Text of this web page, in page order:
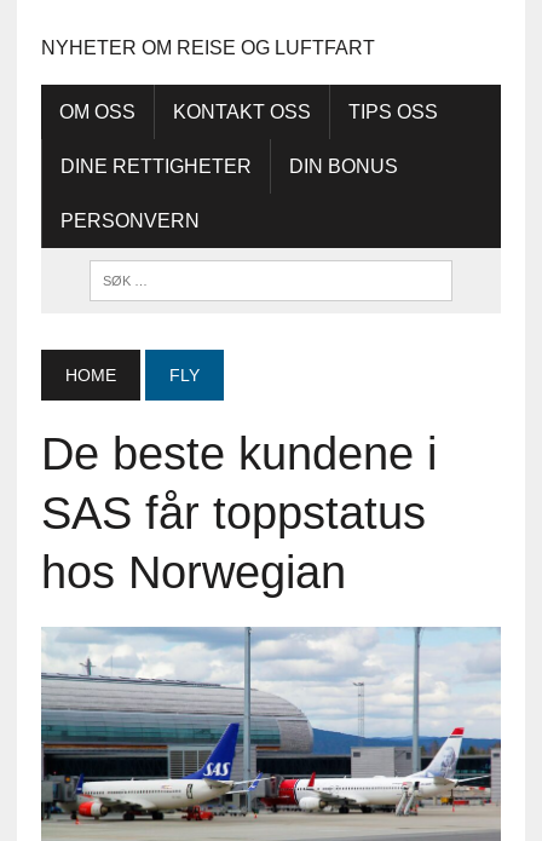
NYHETER OM REISE OG LUFTFART
OM OSS KONTAKT OSS TIPS OSS
DINE RETTIGHETER DIN BONUS
PERSONVERN
HOME FLY
De beste kundene i
SAS får toppstatus
hos Norwegian